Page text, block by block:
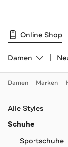
Online Shop
Abteilung
Damen
Damen Marken
Navigation
Alle Styles
Schuhe
Sportschuhe